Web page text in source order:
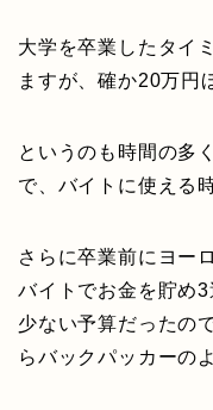
大学を卒業したタイ
ますが、確か20万円
というのも時間の多
で、バイトに使える
さらに卒業前にヨー
バイトでお金を貯め3
少ない予算だったの
らバックパッカーの